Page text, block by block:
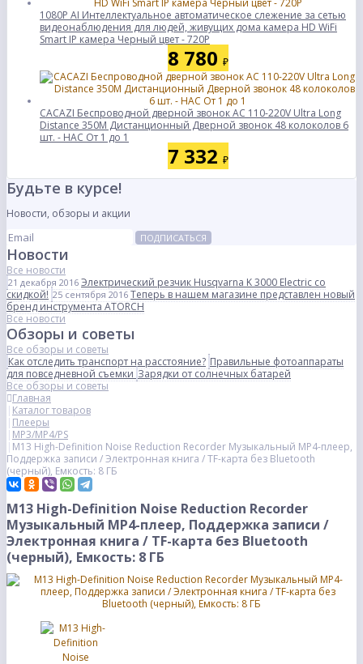
1080P AI Интеллектуальное автоматическое слежение за сетью
видеонаблюдения для людей, живущих дома камера HD WiFi
Smart IP камера Черный цвет - 720P
8 780 ₽
CACAZI Беспроводной дверной звонок AC 110-220V Ultra Long
Distance 350M Дистанционный Дверной звонок 48 колоколов 6
шт. - НАС От 1 до 1
7 332 ₽
Будьте в курсе!
Новости, обзоры и акции
ПОДПИСАТЬСЯ
Новости
Все новости
21 декабря 2016 Электрический резчик Husqvarna K 3000 Electric со
скидкой! 25 сентября 2016 Теперь в нашем магазине представлен новый
бренд инструмента ATORCH
Все новости
Обзоры и советы
Все обзоры и советы
Как отследить транспорт на расстояние? Правильные фотоаппараты
для повседневной съемкиЗарядки от солнечных батарей
Все обзоры и советы
Главная
Каталог товаров
Плееры
MP3/MP4/PS
M13 High-Definition Noise Reduction Recorder Музыкальный MP4-плеер,
Поддержка записи / Электронная книга / TF-карта без Bluetooth
(черный), Емкость: 8 ГБ
M13 High-Definition Noise Reduction Recorder
Музыкальный MP4-плеер, Поддержка записи /
Электронная книга / TF-карта без Bluetooth
(черный), Емкость: 8 ГБ